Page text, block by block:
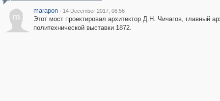
m
marapon · 14 December 2017, 06:56
Этот мост проектировал архитектор Д.Н. Чичагов, главный
политехнической выставки 1872.